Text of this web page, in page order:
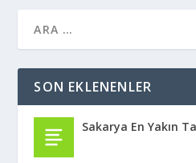
SON EKLENENLER
Sakarya En Yakın